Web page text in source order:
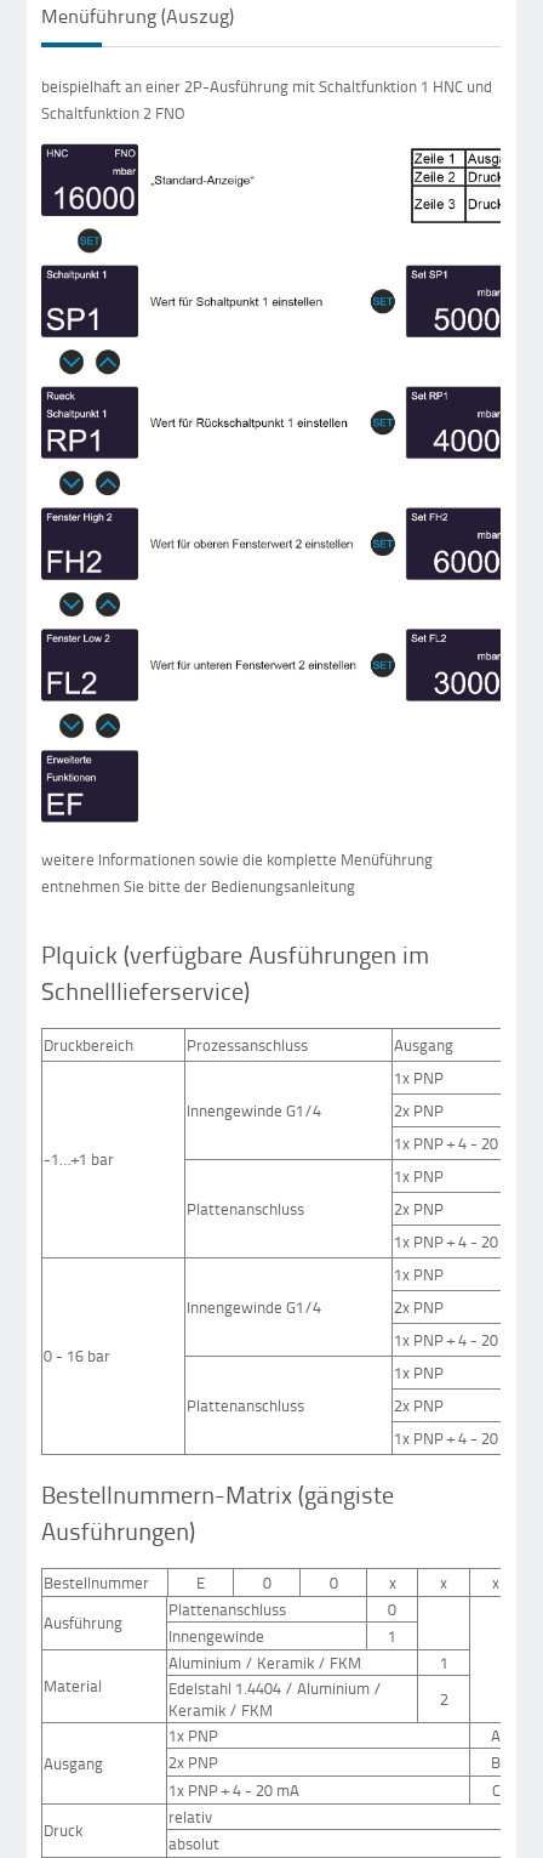
Menüführung (Auszug)
beispielhaft an einer 2P-Ausführung mit Schaltfunktion 1 HNC und
Schaltfunktion 2 FNO
weitere Informationen sowie die komplette Menüführung
entnehmen Sie bitte der Bedienungsanleitung
PIquick (verfügbare Ausführungen im
Schnelllieferservice)
Druckbereich Prozessanschluss Ausgang
-1…+1 bar
Innengewinde G1/4
1x PNP
2x PNP
1x PNP + 4 - 20 mA
Plattenanschluss
1x PNP
2x PNP
1x PNP + 4 - 20 mA
0 - 16 bar
Innengewinde G1/4
1x PNP
2x PNP
1x PNP + 4 - 20 mA
Plattenanschluss
1x PNP
2x PNP
1x PNP + 4 - 20 mA
Bestellnummern-Matrix (gängiste
Ausführungen)
Bestellnummer E 0 0 x x
x
Ausführung
Plattenanschluss
0
Innengewinde
1
Material
Aluminium / Keramik / FKM
1
Edelstahl 1.4404 / Aluminium /
Keramik / FKM
2
Ausgang
1x PNP
A
2x PNP
B
1x PNP + 4 - 20 mA
C
Druck
relativ
absolut